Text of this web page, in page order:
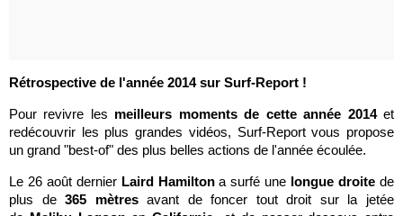
Rétrospective de l'année 2014 sur Surf-Report !
Pour revivre les meilleurs moments de cette année 2014et
redécouvrir les plus grandes vidéos, Surf-Report vous propose
un grand "best-of" des plus belles actions de l'année écoulée.
Le 26 août dernier Laird Hamiltona surfé une longue droite de
plus de365 mètresavant de foncer tout droit sur la jetée